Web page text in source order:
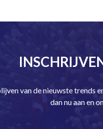
van de nieuwste trends
dan nu aan en